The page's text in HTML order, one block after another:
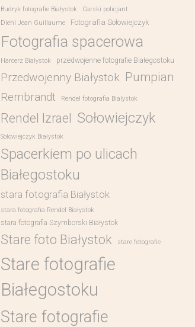
Budryk fotografie Białystok
Carski policjant
Diehl Jean Guillaume
Fotografia Sołowiejczyk
Fotografia spacerowa
Harcerz Białystok przedwojenne fotografie Białegostoku
Przedwojenny Białystok Pumpian
Rembrandt Rendel fotografia Bialystok
Rendel Izrael Sołowiejczyk
Sołowiejczyk Białystok
Spacerkiem po ulicach
Białegostoku
stara fotografia Białystok
stara fotografia Rendel Białystok
stara fotografia Szymborski Białystok
Stare foto Białystok stare fotografie
Stare fotografie
Białegostoku
Stare fotografie